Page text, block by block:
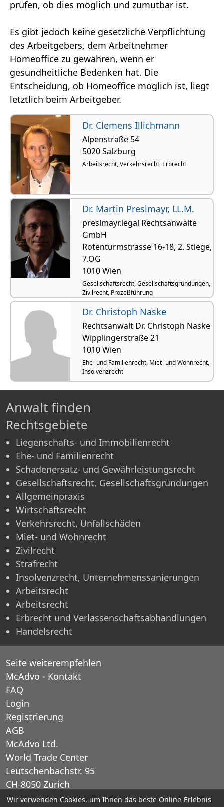
prüfen, ob dies möglich und zumutbar ist.
Es gibt jedoch keine gesetzliche Verpflichtung
des Arbeitgebers, dem Arbeitnehmer
Homeoffice zu gewähren, wenn er
gesundheitliche Bedenken hat. Die
Entscheidung, ob Homeoffice möglich ist, liegt
letztlich beim Arbeitgeber.
Dr. Clemens Illichmann
Alpenstraße 54
5020 Salzburg
Arbeitsrecht, Verkehrsrecht, Erbrecht
Dr. Martin Preslmayr, LL.M.
preslmayr.legal Rechtsanwälte
GmbH
Rotenturmstrasse 16-18, 2. Stiege,
7.OG
1010 Wien
Gesellschaftsrecht, Gesellschaftsgründungen,
Zivilrecht, Prozeßführung
Dr. Christoph Naske
Rechtsanwalt Dr. Christoph Naske
Wipplingerstraße 21
1010 Wien
Ehe- und Familienrecht, Miet- und Wohnrecht,
Insolvenzrecht
Anwalt finden
Rechtsgebiete
Liegenschafts- und Immobilienrecht
Ehe- und Familienrecht
Schadenersatz- und Gewährleistungsrecht
Gesellschaftsrecht, Gesellschaftsgründungen
Allgemeinpraxis
Wirtschaftsrecht
Verkehrsrecht, Unfallschäden
Miet- und Wohnrecht
Zivilrecht
Strafrecht
Insolvenzrecht, Unternehmenssanierungen
Arbeitsrecht
Arbeitsrecht
Erbrecht und Verlassenschaftsabhandlungen
Handelsrecht
Seite weiterempfehlen
McAdvo - Kontakt
FAQ
Login
Registrierung
AGB
McAdvo Ltd.
World Trade Center
Leutschenbachstr. 95
CH-8050 Zurich
Schweiz
Wir verwenden Cookies, um Ihnen das beste Online-Erlebnis